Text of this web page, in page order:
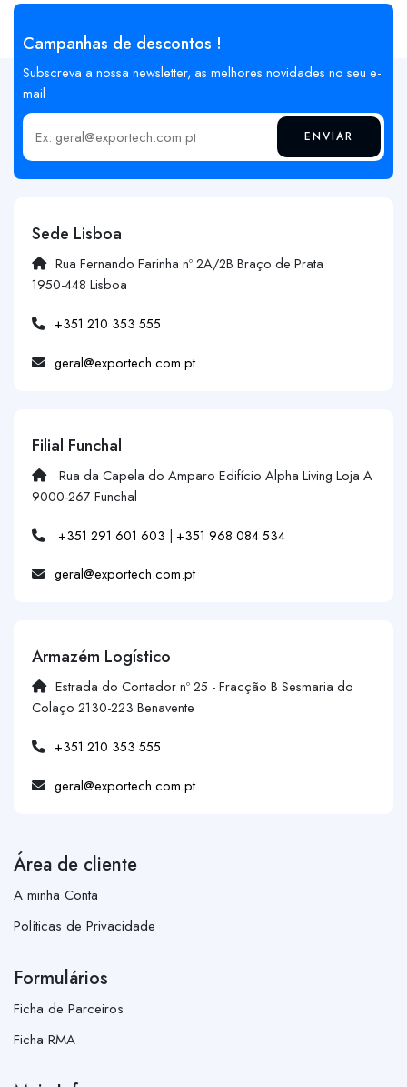
Campanhas de descontos !
Subscreva a nossa newsletter, as melhores novidades no seu e-
mail
Insira o seu email ENVIAR
Sede Lisboa
Rua Fernando Farinha nº 2A/2B Braço de Prata
1950-448 Lisboa
+351 210 353 555
geral@exportech.com.pt
Filial Funchal
Rua da Capela do Amparo Edifício Alpha Living Loja A
9000-267 Funchal
+351 291 601 603 | +351 968 084 534
geral@exportech.com.pt
Armazém Logístico
Estrada do Contador nº 25 - Fracção B Sesmaria do
Colaço 2130-223 Benavente
+351 210 353 555
geral@exportech.com.pt
Área de cliente
A minha Conta
Políticas de Privacidade
Formulários
Ficha de Parceiros
Ficha RMA